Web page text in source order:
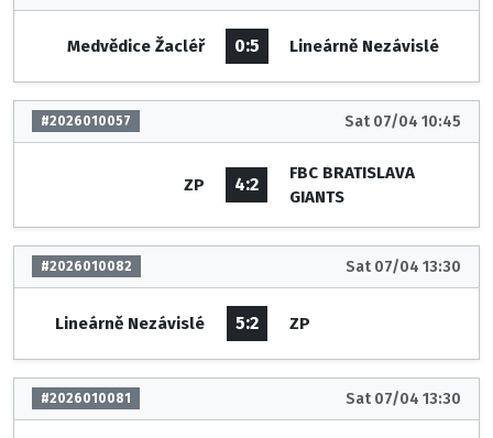
Medvědice Žacléř 0:5 Lineárně Nezávislé
#2026010057 Sat 07/04 10:45
ZP 4:2
FBC BRATISLAVA
GIANTS
#2026010082 Sat 07/04 13:30
Lineárně Nezávislé 5:2 ZP
#2026010081 Sat 07/04 13:30